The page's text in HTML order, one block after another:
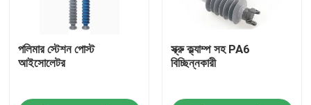
আমাদের সম্পর্কে
পলিমার স্টেশন পোস্ট
আইসোলেটর
স্ক্রু ক্ল্যাম্প সহ PA6
বিচ্ছিন্নকারী